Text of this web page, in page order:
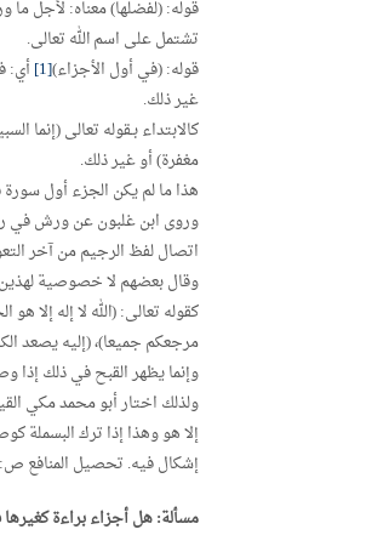
قوله: (لفضلها) معناه: لأجل ما
تشتمل على اسم الله تعالى.
قوله: (في أول الأجزاء)[1]
أي:
غير ذلك.
كالابتداء بـقوله تعالى (إنما
مغفرة) أو غير ذلك.
هذا ما لم يكن الجزء أول سورة
وروى ابن غلبون عن ورش في
اتصال لفظ الرجيم من آخر
وقال بعضهم لا خصوصية لهذين
كقوله تعالى: (الله لا إله إلا
مرجعكم جميعا)، (إليه يصعد
وإنما يظهر القبح في ذلك إذا
ولذلك اختار أبو محمد مكي
إلا هو وهذا إذا ترك البسملة
إشكال فيه. تحصيل المنافع ص:48.
مسألة: هل أجزاء براءة